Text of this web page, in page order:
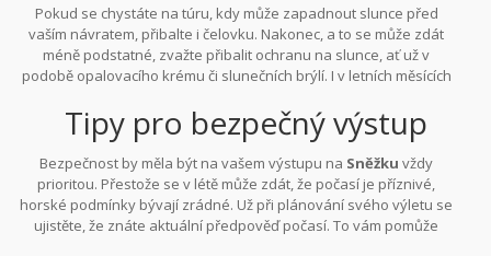
nabitou baterií.
Pokud se chystáte na túru, kdy může zapadnout slunce před
vaším návratem, přibalte i čelovku. Nakonec, a to se může zdát
méně podstatné, zvažte přibalit ochranu na slunce, ať už v
podobě opalovacího krému či slunečních brýlí. I v letních měsících
Tipy pro bezpečný výstup
Bezpečnost by měla být na vašem výstupu na Sněžku vždy
prioritou. Přestože se v létě může zdát, že počasí je příznivé,
horské podmínky bývají zrádné. Už při plánování svého výletu se
ujistěte, že znáte aktuální předpověď počasí. To vám pomůže